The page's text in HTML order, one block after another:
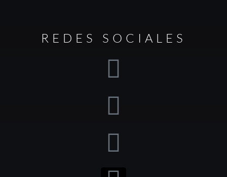
REDES SOCIALES